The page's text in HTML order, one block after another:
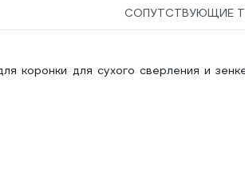
СОПУТСТВУЮЩИЕ
коронки для сухого сверления и